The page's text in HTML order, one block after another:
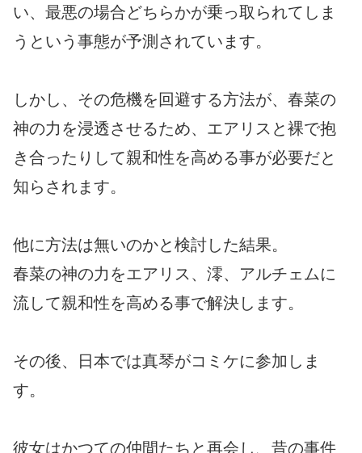
い、最悪の場合どちらかが乗っ取られてしま
うという事態が予測されています。
しかし、その危機を回避する方法が、春菜の
神の力を浸透させるため、エアリスと裸で抱
き合ったりして親和性を高める事が必要だと
知らされます。
他に方法は無いのかと検討した結果。
春菜の神の力をエアリス、澪、アルチェムに
流して親和性を高める事で解決します。
その後、日本では真琴がコミケに参加しま
す。
彼女はかつての仲間たちと再会し、昔の事件